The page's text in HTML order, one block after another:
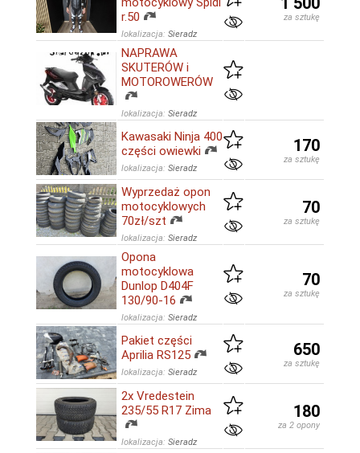
r.50
lokalizacja: Sieradz
za sztukę
NAPRAWA
SKUTERÓW i
MOTOROWERÓW
lokalizacja: Sieradz
Kawasaki Ninja 400
części owiewki
lokalizacja: Sieradz
170
za sztukę
Wyprzedaż opon
motocyklowych
70zł/szt
lokalizacja: Sieradz
70
za sztukę
Opona
motocyklowa
Dunlop D404F
130/90-16
lokalizacja: Sieradz
70
za sztukę
Pakiet części
Aprilia RS125
lokalizacja: Sieradz
650
za sztukę
2x Vredestein
235/55 R17 Zima
lokalizacja: Sieradz
180
za 2 opony